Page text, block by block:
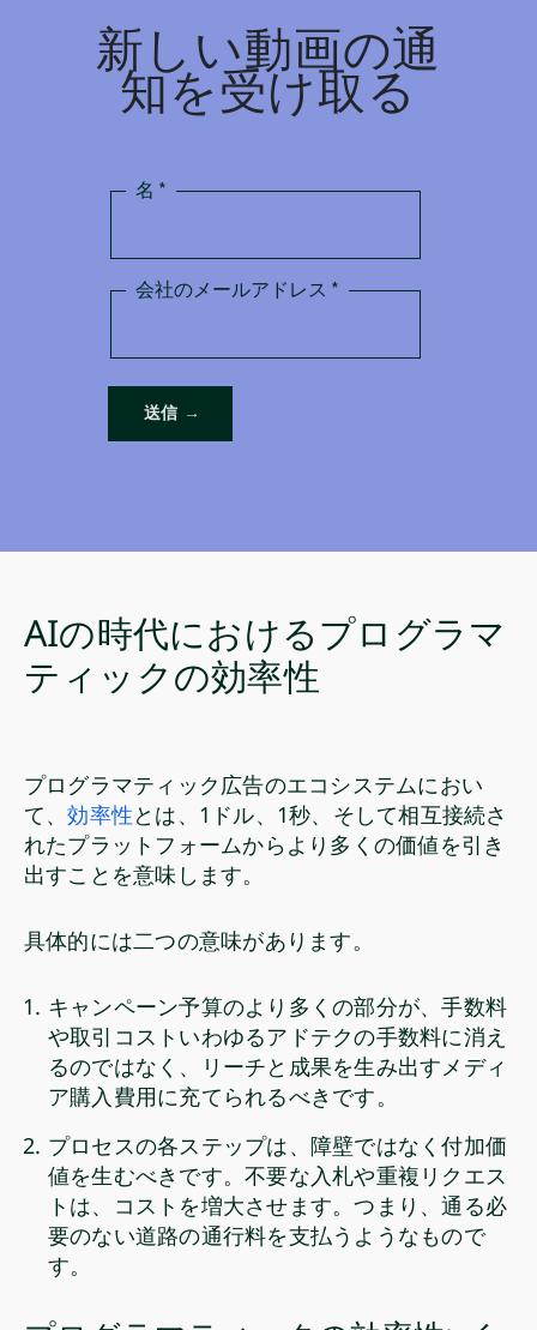
新しい動画の通
知を受け取る
AIの時代におけるプログラマ
ティックの効率性
プログラマティック広告のエコシステムにおい
て、効率性とは、1ドル、1秒、そして相互接続さ
れたプラットフォームからより多くの価値を引き
出すことを意味します。
具体的には二つの意味があります。
キャンペーン予算のより多くの部分が、手数料
や取引コストいわゆるアドテクの手数料に消え
るのではなく、リーチと成果を生み出すメディ
ア購入費用に充てられるべきです。
プロセスの各ステップは、障壁ではなく付加価
値を生むべきです。不要な入札や重複リクエス
トは、コストを増大させます。つまり、通る必
要のない道路の通行料を支払うようなもので
す。